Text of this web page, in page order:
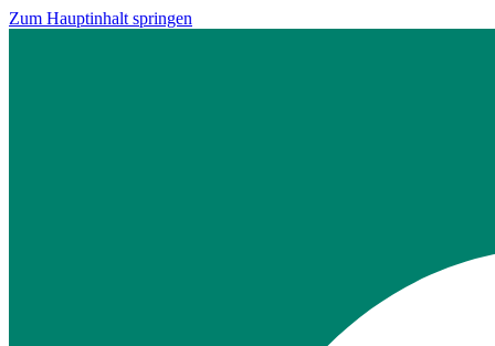
Zum Hauptinhalt springen